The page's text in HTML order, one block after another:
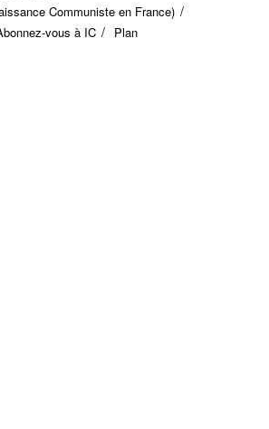
Communiste en France)
vous à IC Plan